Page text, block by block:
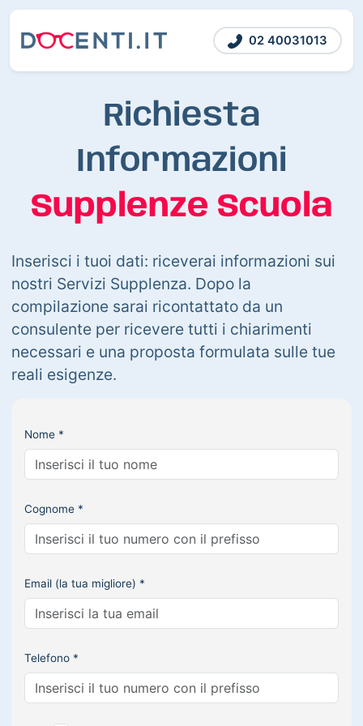
02 40031013
Richiesta
Informazioni
Supplenze Scuola
Inserisci i tuoi dati: riceverai informazioni sui
nostri Servizi Supplenza. Dopo la
compilazione sarai ricontattato da un
consulente per ricevere tutti i chiarimenti
necessari e una proposta formulata sulle tue
reali esigenze.
Nome *
Cognome *
Email (la tua migliore) *
Telefono *